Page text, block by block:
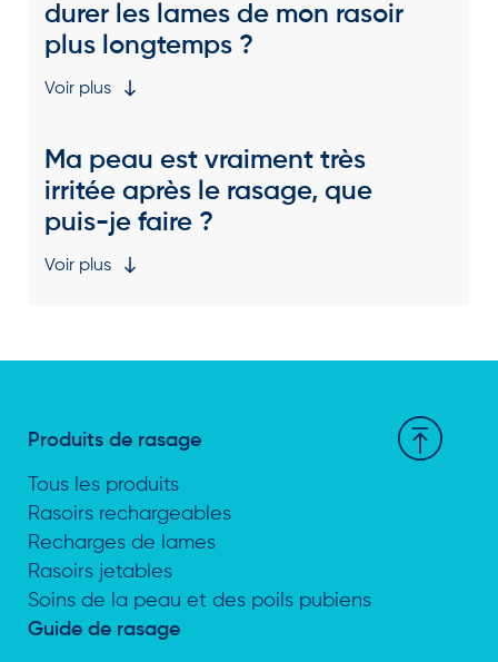
durer les lames de mon rasoir
plus longtemps ?
Voir plus
Ma peau est vraiment très
irritée après le rasage, que
puis-je faire ?
Voir plus
Produits de rasage
Tous les produits
Rasoirs rechargeables
Recharges de lames
Rasoirs jetables
Soins de la peau et des poils pubiens
Guide de rasage